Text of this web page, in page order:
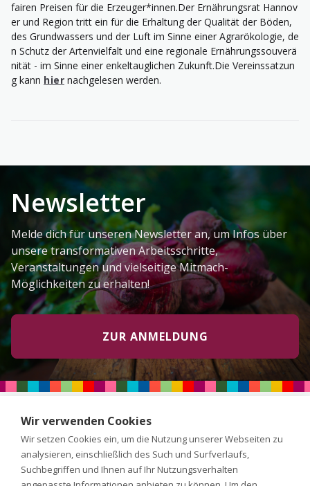
fairen Preisen für die Erzeuger*innen.Der Ernährungsrat Hannov
er und Region tritt ein für die Erhaltung der Qualität der Böden,
des Grundwassers und der Luft im Sinne einer Agrarökologie, de
n Schutz der Artenvielfalt und eine regionale Ernährungssouverä
nität - im Sinne einer enkeltauglichen Zukunft.Die Vereinssatzun
g kann hier nachgelesen werden.
Newsletter
Melde dich für unseren Newsletter an, um Infos über
unsere transformativen Arbeitsschritte,
Veranstaltungen und vielseitige Mitmach-
Möglichkeiten zu erhalten!
ZUR ANMELDUNG
Wir verwenden Cookies
Wir setzen Cookies ein, um die Nutzung unserer Webseiten zu
analysieren, einschließlich des Such und Surfverlaufs,
Suchbegriffen und Ihnen auf Ihr Nutzungsverhalten